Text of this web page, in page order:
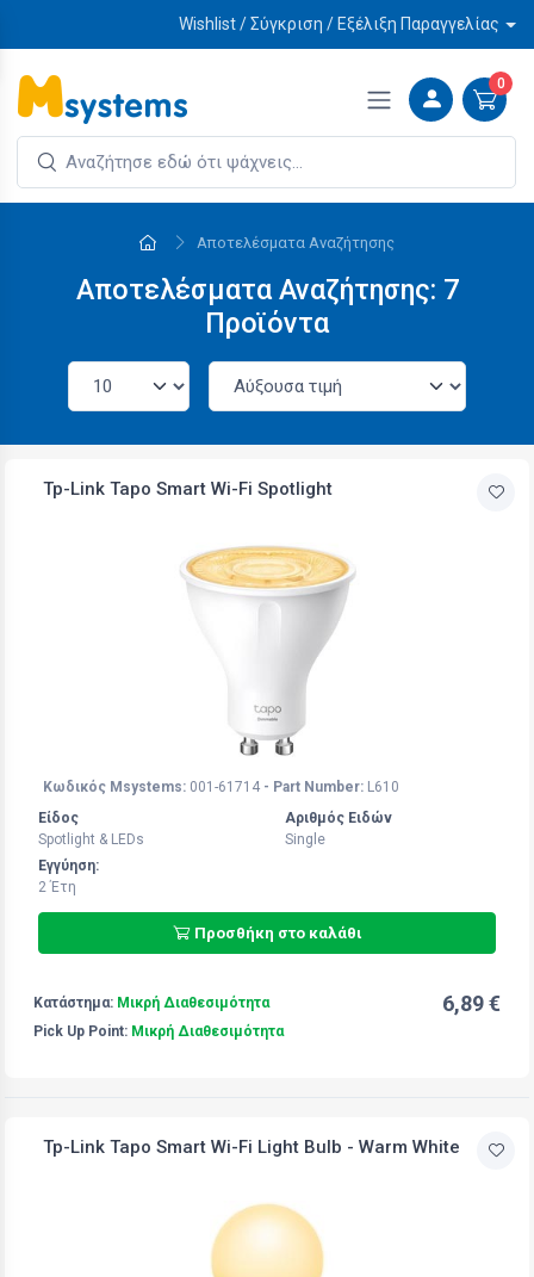
Wishlist / Σύγκριση / Εξέλιξη Παραγγελίας
0
Αποτελέσματα Αναζήτησης
Αποτελέσματα Αναζήτησης: 7
Προϊόντα
Tp-Link Tapo Smart Wi-Fi Spotlight
Κωδικός Msystems: 001-61714 - Part Number: L610
Είδος
Spotlight & LEDs
Αριθμός Ειδών
Single
Εγγύηση:
2 Έτη
Προσθήκη στο καλάθι
Κατάστημα: Μικρή Διαθεσιμότητα
Pick Up Point: Μικρή Διαθεσιμότητα
6,89 €
Tp-Link Tapo Smart Wi-Fi Light Bulb - Warm White